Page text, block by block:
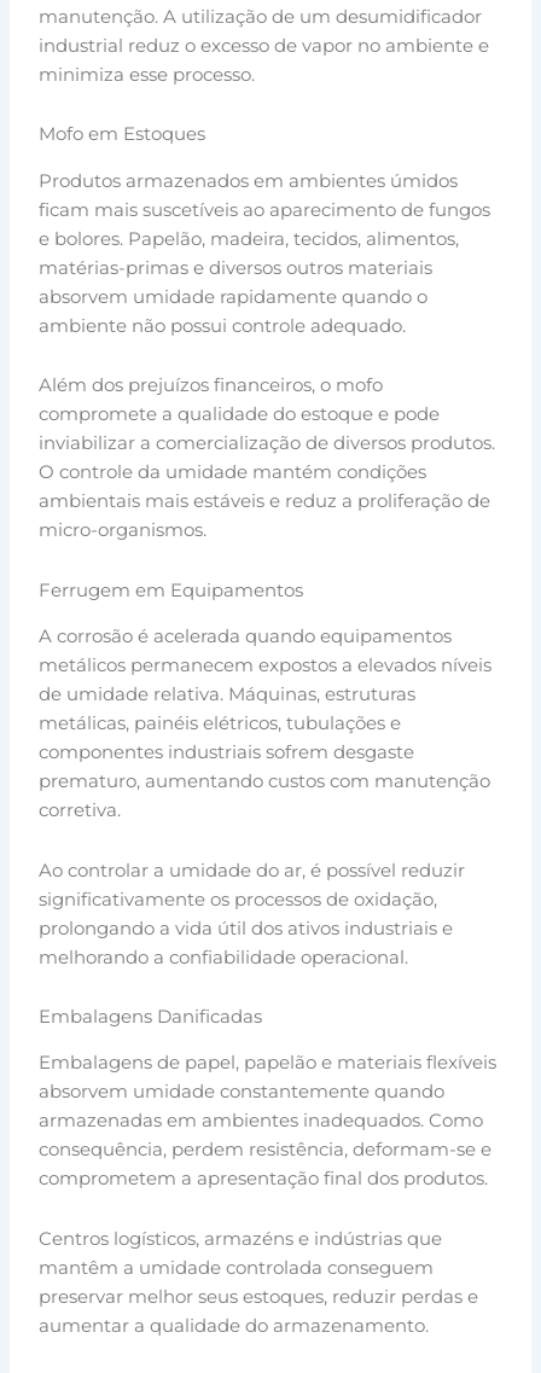
manutenção. A utilização de um desumidificador
industrial reduz o excesso de vapor no ambiente e
minimiza esse processo.
Mofo em Estoques
Produtos armazenados em ambientes úmidos
ficam mais suscetíveis ao aparecimento de fungos
e bolores. Papelão, madeira, tecidos, alimentos,
matérias-primas e diversos outros materiais
absorvem umidade rapidamente quando o
ambiente não possui controle adequado.
Além dos prejuízos financeiros, o mofo
compromete a qualidade do estoque e pode
inviabilizar a comercialização de diversos produtos.
O controle da umidade mantém condições
ambientais mais estáveis e reduz a proliferação de
micro-organismos.
Ferrugem em Equipamentos
A corrosão é acelerada quando equipamentos
metálicos permanecem expostos a elevados níveis
de umidade relativa. Máquinas, estruturas
metálicas, painéis elétricos, tubulações e
componentes industriais sofrem desgaste
prematuro, aumentando custos com manutenção
corretiva.
Ao controlar a umidade do ar, é possível reduzir
significativamente os processos de oxidação,
prolongando a vida útil dos ativos industriais e
melhorando a confiabilidade operacional.
Embalagens Danificadas
Embalagens de papel, papelão e materiais flexíveis
absorvem umidade constantemente quando
armazenadas em ambientes inadequados. Como
consequência, perdem resistência, deformam-se e
comprometem a apresentação final dos produtos.
Centros logísticos, armazéns e indústrias que
mantêm a umidade controlada conseguem
preservar melhor seus estoques, reduzir perdas e
aumentar a qualidade do armazenamento.